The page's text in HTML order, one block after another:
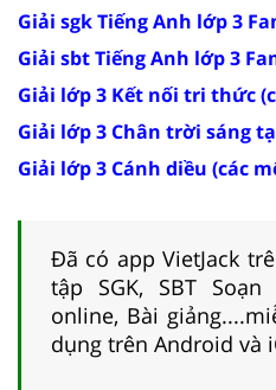
Giải sgk Tiếng Anh lớp 3
Giải sbt Tiếng Anh lớp 3
Giải lớp 3 Kết nối tri thức
Giải lớp 3 Chân trời sáng
Giải lớp 3 Cánh diều (các
Đã có app VietJack
tập SGK, SBT
online, Bài
dụng trên Android và